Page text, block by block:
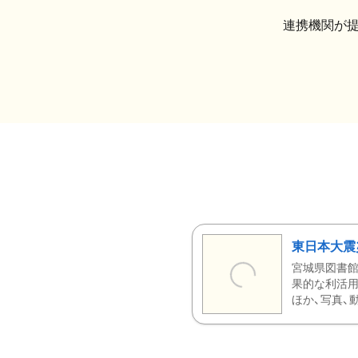
連携機関が
東日本大
宮城県図書
果的な利活
ほか、写真、